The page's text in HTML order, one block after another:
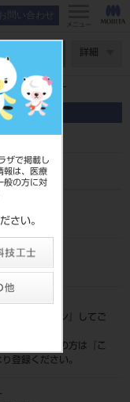
ザで掲載し
報は、医療
般の方に対
さい。
問い合わせ
メニュー
詳細
有歯顎用 ML
顎用 ML
コード
ログイン
』してご
。
員登録がまだの方は『
こ
り登録ください。